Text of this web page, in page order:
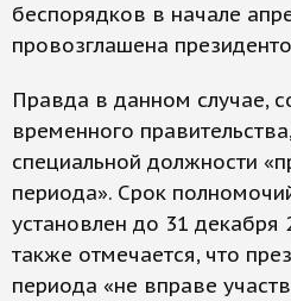
беспорядков в начале
провозглашена
Правда в данном случае,
временного
специальной должности
периода». Срок
установлен до 31 декабря
также отмечается, что
периода «не вправе